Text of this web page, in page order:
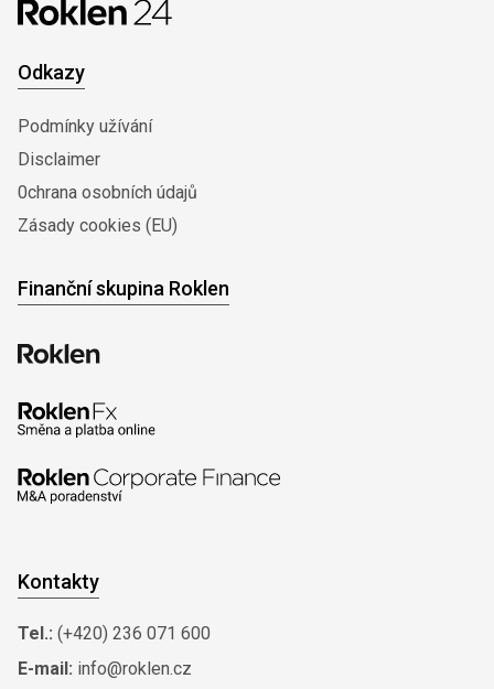
Odkazy
Podmínky užívání
Disclaimer
0chrana osobních údajů
Zásady cookies (EU)
Finanční skupina Roklen
Kontakty
Tel.: (+420) 236 071 600
E-mail: info@roklen.cz